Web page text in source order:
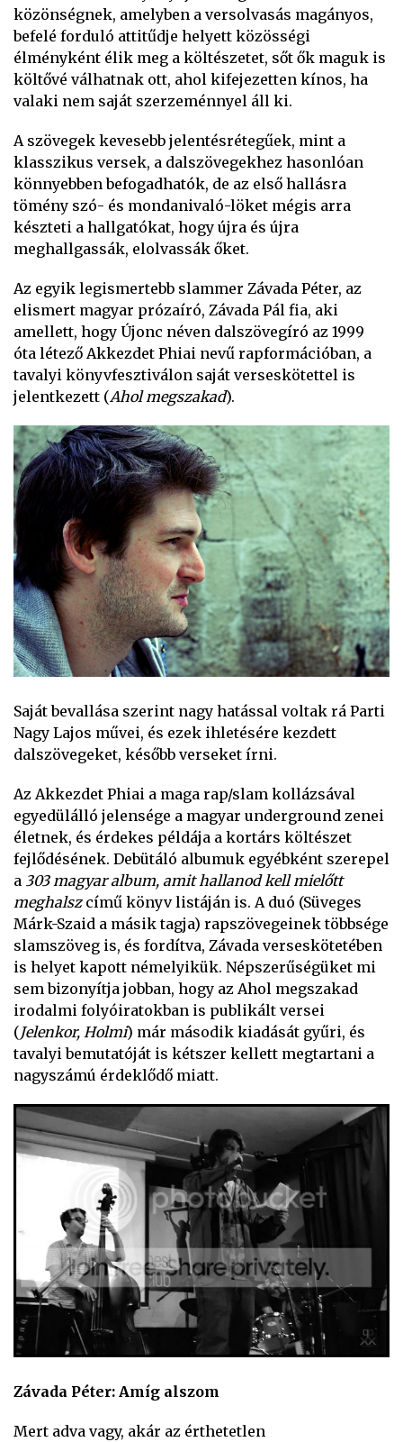
közönségnek, amelyben a versolvasás magányos,
befelé forduló attitűdje helyett közösségi
élményként élik meg a költészetet, sőt ők maguk is
költővé válhatnak ott, ahol kifejezetten kínos, ha
valaki nem saját szerzeménnyel áll ki.
A szövegek kevesebb jelentésrétegűek, mint a
klasszikus versek, a dalszövegekhez hasonlóan
könnyebben befogadhatók, de az első hallásra
tömény szó- és mondanivaló-löket mégis arra
készteti a hallgatókat, hogy újra és újra
meghallgassák, elolvassák őket.
Az egyik legismertebb slammer Závada Péter, az
elismert magyar prózaíró, Závada Pál fia, aki
amellett, hogy Újonc néven dalszövegíró az 1999
óta létező Akkezdet Phiai nevű rapformációban, a
tavalyi könyvfesztiválon saját verseskötettel is
jelentkezett (Ahol megszakad).
Saját bevallása szerint nagy hatással voltak rá Parti
Nagy Lajos művei, és ezek ihletésére kezdett
dalszövegeket, később verseket írni.
Az Akkezdet Phiai a maga rap/slam kollázsával
egyedülálló jelensége a magyar underground zenei
életnek, és érdekes példája a kortárs költészet
fejlődésének. Debütáló albumuk egyébként szerepel
a 303 magyar album, amit hallanod kell mielőtt
meghalszcímű könyv listáján is. A duó (Süveges
Márk-Szaid a másik tagja) rapszövegeinek többsége
slamszöveg is, és fordítva, Závada verseskötetében
is helyet kapott némelyikük. Népszerűségüket mi
sem bizonyítja jobban, hogy az Ahol megszakad
irodalmi folyóiratokban is publikált versei
(Jelenkor, Holmi) már második kiadását gyűri, és
tavalyi bemutatóját is kétszer kellett megtartani a
nagyszámú érdeklődő miatt.
Závada Péter: Amíg alszom
Mert adva vagy, akár az érthetetlen